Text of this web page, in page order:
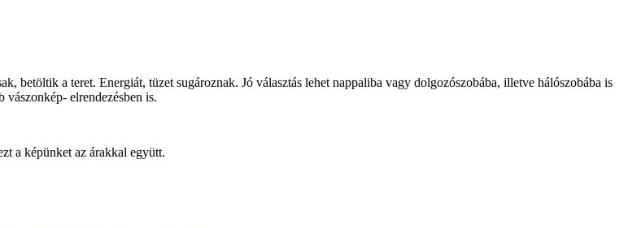
betöltik a teret. Energiát, tüzet sugároznak. Jó választás lehet nappaliba vagy dolgozószobába, illetve hálószobába is
elrendezésben is.
a képünket az árakkal együtt.